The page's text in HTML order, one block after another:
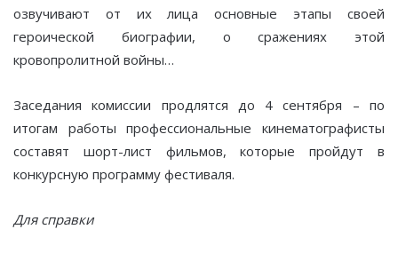
озвучивают от их лица основные этапы своей
героической биографии, о сражениях этой
кровопролитной войны…
Заседания комиссии продлятся до 4 сентября – по
итогам работы профессиональные кинематографисты
составят шорт-лист фильмов, которые пройдут в
конкурсную программу фестиваля.
Для справки